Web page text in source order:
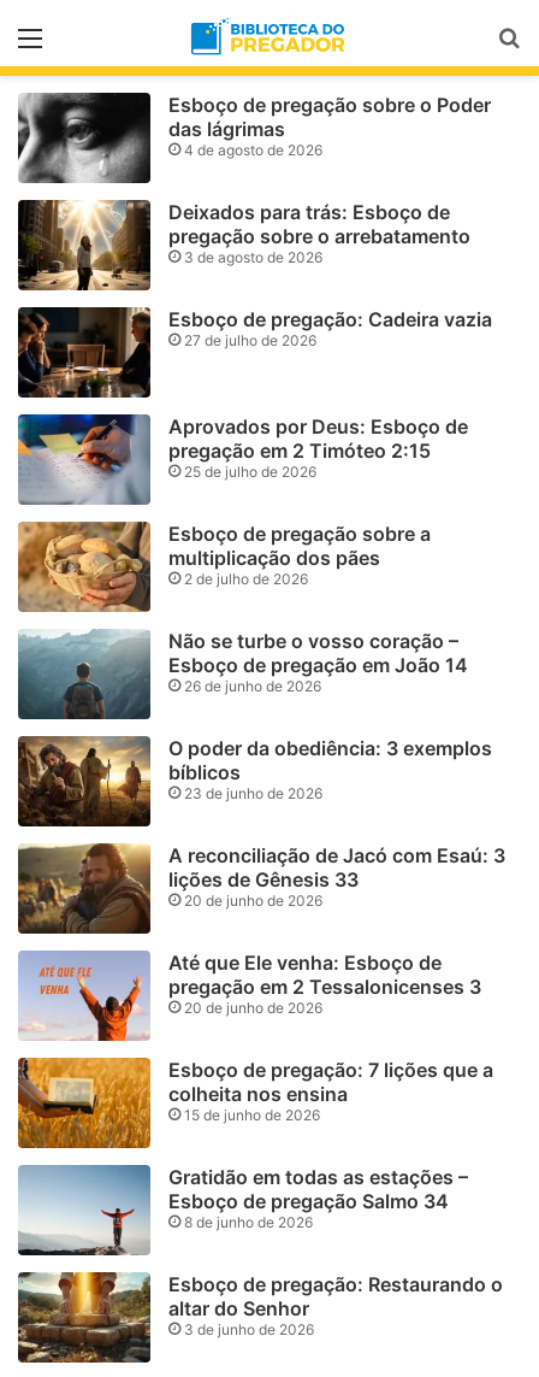
Menu
Esboço de pregação sobre o Poder
das lágrimas
4 de agosto de 2026
Deixados para trás: Esboço de
pregação sobre o arrebatamento
3 de agosto de 2026
Esboço de pregação: Cadeira vazia
27 de julho de 2026
Aprovados por Deus: Esboço de
pregação em 2 Timóteo 2:15
25 de julho de 2026
Esboço de pregação sobre a
multiplicação dos pães
2 de julho de 2026
Não se turbe o vosso coração –
Esboço de pregação em João 14
26 de junho de 2026
O poder da obediência: 3 exemplos
bíblicos
23 de junho de 2026
A reconciliação de Jacó com Esaú: 3
lições de Gênesis 33
20 de junho de 2026
Até que Ele venha: Esboço de
pregação em 2 Tessalonicenses 3
20 de junho de 2026
Esboço de pregação: 7 lições que a
colheita nos ensina
15 de junho de 2026
Gratidão em todas as estações –
Esboço de pregação Salmo 34
8 de junho de 2026
Esboço de pregação: Restaurando o
altar do Senhor
3 de junho de 2026